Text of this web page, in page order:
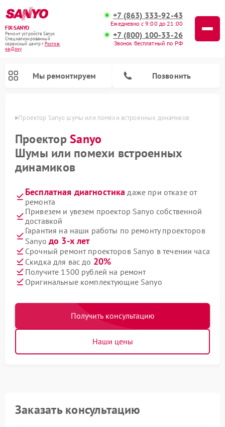
FIX-SANYO
Ремонт устройств Sanyo
Специализированный
cервисный центр г.Ростов-
на-Дону
+7 (863) 333-92-43
Ежедневно с 9:00 до 21:00
+7 (800) 100-33-26
Звонок бесплатный по РФ
Мы ремонтируем Позвонить
Проектор Sanyo шумы или помехи встроенных динамиков
ПроекторSanyo
Шумы или помехи встроенных
динамиков
Бесплатная диагностика даже при отказе от
ремонта
Привезем и увезем проектор Sanyo собственной
доставкой
Гарантия на наши работы по ремонту проекторов
Sanyo до 3-х лет
Срочный ремонт проекторов Sanyo в течении часа
Скидка для вас до 20%
Получите 1500 рублей на ремонт
Оригинальные комплектующие Sanyo
Получить консультацию
Наши цены
Заказать консультацию